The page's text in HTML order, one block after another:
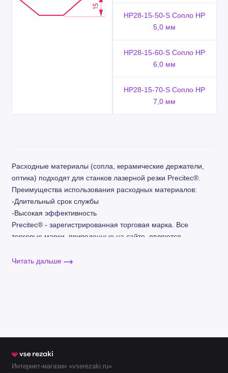
HP28-15-50-S Сопло HP
5,0 мм
HP28-15-60-S Сопло HP
6,0 мм
HP28-15-70-S Сопло HP
7,0 мм
Расходные материалы (сопла, керамические держатели,
оптика) подходят для станков лазерной резки Precitec®.
Преимущества использования расходных материалов:
-Длительный срок службы
-Высокая эффективность
Precitec® - зарегистрированная торговая марка. Все
торговые марки, приведенные на сайте, являются
исключительно для справок.
Читать дальше
Интернет-магазин «vserezaki.ru»